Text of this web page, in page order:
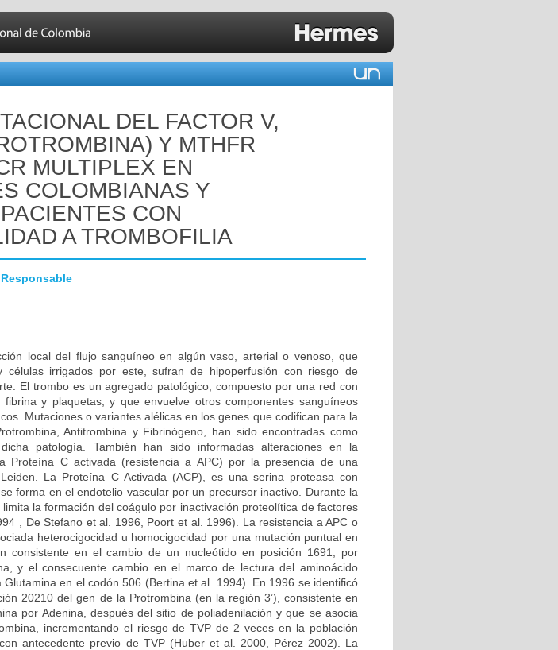
DEL FACTOR V,
Y MTHFR
MULTIPLEX EN
COLOMBIANAS Y
CON
A TROMBOFILIA
Responsable
local del flujo sanguíneo en algún vaso, arterial o venoso, que
células irrigados por este, sufran de hipoperfusión con riesgo de
El trombo es un agregado patológico, compuesto por una red con
fibrina y plaquetas, y que envuelve otros componentes sanguíneos
Mutaciones o variantes alélicas en los genes que codifican para la
Antitrombina y Fibrinógeno, han sido encontradas como
patología. También han sido informadas alteraciones en la
Proteína C activada (resistencia a APC) por la presencia de una
La Proteína C Activada (ACP), es una serina proteasa con
forma en el endotelio vascular por un precursor inactivo. Durante la
la formación del coágulo por inactivación proteolítica de factores
, De Stefano et al. 1996, Poort et al. 1996). La resistencia a APC o
heterocigocidad u homocigocidad por una mutación puntual en
consistente en el cambio de un nucleótido en posición 1691, por
y el consecuente cambio en el marco de lectura del aminoácido
Glutamina en el codón 506 (Bertina et al. 1994). En 1996 se identificó
20210 del gen de la Protrombina (en la región 3’), consistente en
por Adenina, después del sitio de poliadenilación y que se asocia
incrementando el riesgo de TVP de 2 veces en la población
antecedente previo de TVP (Huber et al. 2000, Pérez 2002). La